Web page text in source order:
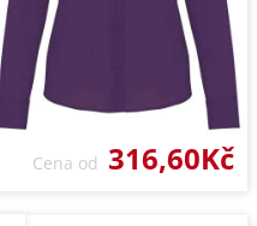
Cena od 316,60Kč